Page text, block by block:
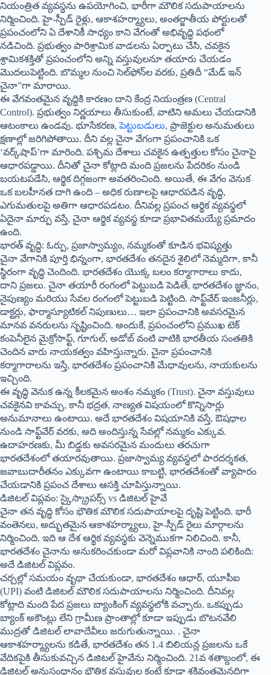
నియంత్రిత వ్యవస్థను ఉపయోగించి, భారీగా మౌలిక సదుపాయాలను
నిర్మించింది. హై-స్పీడ్ రైళ్లు, ఆకాశహర్మ్యాలు, అంతర్జాతీయ పోర్టులతో
ప్రపంచంలోని ఏ దేశానికీ సాధ్యం కాని వేగంతో అభివృద్ధి పథంలో
నడిచింది. ప్రభుత్వం పారిశ్రామిక వాడలను ఏర్పాటు చేసి, చవకైన
శ్రామికశక్తితో ప్రపంచంలోని అన్ని వస్తువులనూ తయారు చేయడం
మొదలుపెట్టింది. బొమ్మల నుంచి సెల్‌ఫోన్‌ల వరకు, ప్రతిదీ “మేడ్ ఇన్
చైనా”గా మారాయి.
ఈ వేగవంతమైన వృద్ధికి కారణం దాని కేంద్ర నియంత్రణ (Central
Control). ప్రభుత్వం నిర్ణయాలు తీసుకుంటే, వాటిని అమలు చేయడానికి
ఆటంకాలు ఉండవు. భూసేకరణ,పెట్టుబడులు, ప్రాజెక్టుల అనుమతులు
క్షణాల్లో జరిగిపోతాయి. దీని వల్ల చైనా వేగంగా ప్రపంచానికి ఒక
‘వర్క్‌షాప్’గా మారింది. పశ్చిమ దేశాలు చవకైన ఉత్పత్తుల కోసం చైనాపై
ఆధారపడ్డాయి. దీనితో చైనా కోట్లాది మంది ప్రజలను పేదరికం నుండి
బయటపడేసి, ఆర్థిక దిగ్గజంగా అవతరించింది. అయితే, ఈ వేగం వెనుక
ఒక బలహీనత దాగి ఉంది – అధిక రుణాలపై ఆధారపడిన వృద్ధి,
ఎగుమతులపై అతిగా ఆధారపడటం. దీనివల్ల ప్రపంచ ఆర్థిక వ్యవస్థలో
ఏదైనా మార్పు వస్తే, చైనా ఆర్థిక వ్యవస్థ కూడా ప్రభావితమయ్యే ప్రమాదం
ఉంది.
భారత్ వృద్ధి: ఓర్పు, ప్రజాస్వామ్యం, నమ్మకంతో కూడిన భవిష్యత్తు
చైనా వేగానికి పూర్తి భిన్నంగా, భారతదేశం తనదైన శైలిలో నెమ్మదిగా, కానీ
స్థిరంగా వృద్ధి చెందింది. భారతదేశం యొక్క బలం కర్మాగారాలు కాదు,
దాని ప్రజలు. చైనా తయారీ రంగంలో పెట్టుబడి పెడితే, భారతదేశం జ్ఞానం,
నైపుణ్యం మరియు సేవల రంగంలో పెట్టుబడి పెట్టింది. సాఫ్ట్‌వేర్ ఇంజనీర్లు,
డాక్టర్లు, ఫార్మాస్యూటికల్ నిపుణులు… ఇలా ప్రపంచానికి అవసరమైన
మానవ వనరులను సృష్టించింది. అందుకే, ప్రపంచంలోని ప్రముఖ టెక్
కంపెనీలైన మైక్రోసాఫ్ట్, గూగుల్, అడోబ్ వంటి వాటికి భారతీయ సంతతికి
చెందిన వారు నాయకత్వం వహిస్తున్నారు. చైనా ప్రపంచానికి
కర్మాగారాలను ఇస్తే, భారతదేశం ప్రపంచానికి మేధావులను, నాయకులను
ఇచ్చింది.
ఈ వృద్ధి వెనుక ఉన్న కీలకమైన అంశం నమ్మకం (Trust). చైనా వస్తువులు
చవకైనవి కావచ్చు, కానీ భద్రత, నాణ్యత విషయంలో కొన్నిసార్లు
అనుమానాలు ఉంటాయి. అదే భారతదేశం విషయానికి వస్తే, ఔషధాల
నుండి సాఫ్ట్‌వేర్ వరకు, అది అందిస్తున్న సేవల్లో నమ్మకం ఎక్కువ.
ఉదాహరణకు, మీ బిడ్డకు అవసరమైన మందులు తరచుగా
భారతదేశంలో తయారవుతాయి. ప్రజాస్వామ్య వ్యవస్థలో పారదర్శకత,
జవాబుదారీతనం ఎక్కువగా ఉంటాయి కాబట్టి, భారతదేశంతో వ్యాపారం
చేయడానికి ప్రపంచ దేశాలు ఆసక్తి చూపిస్తున్నాయి.
డిజిటల్ విప్లవం: స్కైస్క్రాపర్స్ vs డిజిటల్ హైవే
చైనా తన వృద్ధి కోసం భౌతిక మౌలిక సదుపాయాలపై దృష్టి పెట్టింది. భారీ
వంతెనలు, అద్భుతమైన ఆకాశహర్మ్యాలు, హై-స్పీడ్ రైలు మార్గాలను
నిర్మించింది. ఇది ఆ దేశ ఆర్థిక వ్యవస్థకు వెన్నెముకగా నిలిచింది. కానీ,
భారతదేశం చైనాను అనుకరించకుండా మరో విప్లవానికి నాంది పలికింది:
అదే డిజిటల్ విప్లవం.
చర్చల్లో సమయం వృథా చేయకుండా, భారతదేశం ఆధార్, యూపీఐ
(UPI) వంటి డిజిటల్ మౌలిక సదుపాయాలను నిర్మించింది. దీనివల్ల
కోట్లాది మంది పేద ప్రజలు బ్యాంకింగ్ వ్యవస్థలోకి వచ్చారు. ఒకప్పుడు
బ్యాంక్ అకౌంట్లు లేని గ్రామీణ ప్రాంతాల్లో కూడా ఇప్పుడు బొటనవేలి
ముద్రతో డిజిటల్ లావాదేవీలు జరుగుతున్నాయి. . చైనా
ఆకాశహర్మ్యాలను కడితే, భారతదేశం తన 1.4 బిలియన్ల ప్రజలను ఒకే
వేదికపైకి తీసుకువచ్చిన డిజిటల్ హైవేను నిర్మించింది. 21వ శతాబ్దంలో, ఈ
డిజిటల్ అనుసంధానం భౌతిక వస్తువుల కంటే కూడా శక్తివంతమైనదిగా